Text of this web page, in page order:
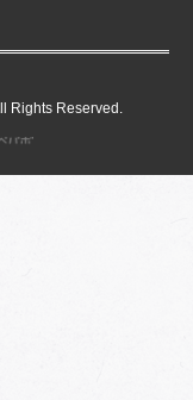
Rights Reserved.